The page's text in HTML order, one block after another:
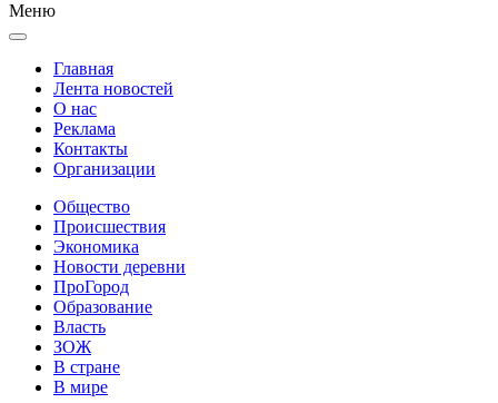
Меню
Главная
Лента новостей
О нас
Реклама
Контакты
Организации
Общество
Происшествия
Экономика
Новости деревни
ПроГород
Образование
Власть
ЗОЖ
В стране
В мире